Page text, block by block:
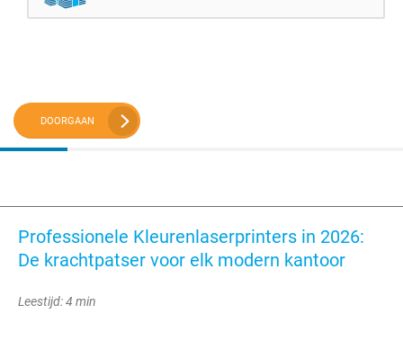
DOORGAAN
Professionele Kleurenlaserprinters in 2026:
De krachtpatser voor elk modern kantoor
Leestijd: 4 min